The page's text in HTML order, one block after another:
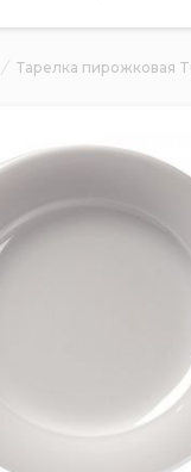
Тарелка пирожковая